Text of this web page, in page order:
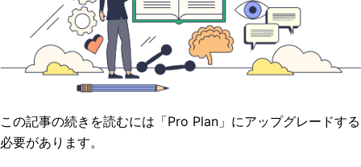
この記事の続きを読むには「Pro Plan」にアップグレードする
必要があります。